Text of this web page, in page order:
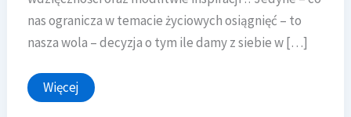
nas ogranicza w temacie życiowych osiągnięć – to
nasza wola – decyzja o tym ile damy z siebie w […]
DAJ
Z
Więcej